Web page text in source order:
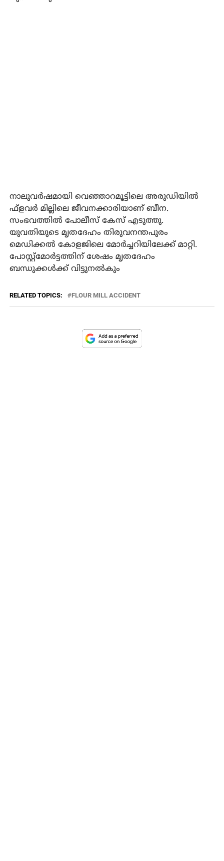
നാലുവര്‍ഷമായി വെഞ്ഞാറമൂട്ടിലെ അരുഡിയില്‍
ഫ്ളവര്‍ മില്ലിലെ ജീവനക്കാരിയാണ് ബീന.
സംഭവത്തില്‍ പോലീസ് കേസ് എടുത്തു.
യുവതിയുടെ മൃതദേഹം തിരുവനന്തപുരം
മെഡിക്കല്‍ കോളജിലെ മോര്‍ച്ചറിയിലേക്ക് മാറ്റി.
പോസ്റ്റ്മോര്‍ട്ടത്തിന് ശേഷം മൃതദേഹം
ബന്ധുക്കള്‍ക്ക് വിട്ടുനല്‍കും
RELATED TOPICS: FLOUR MILL ACCIDENT